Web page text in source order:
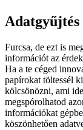
Adatgyűjtés
Furcsa, de ezt is
információt az
Ha a te céged
papírokat töltessél
kölcsönözni, ami
megspórolhatod
információkat
köszönhetően